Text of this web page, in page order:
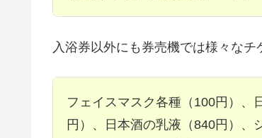
入浴券以外にも券売機では様々なチ
フェイスマスク各種（100円）、
円）、日本酒の乳液（840円）、